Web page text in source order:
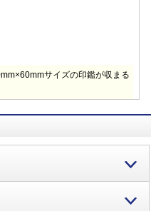
サイズの印鑑が収まる